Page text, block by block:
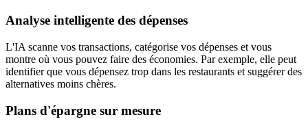
Analyse intelligente des dépenses
L'IA scanne vos transactions, catégorise vos dépenses et vous
montre où vous pouvez faire des économies. Par exemple, elle peut
identifier que vous dépensez trop dans les restaurants et suggérer des
alternatives moins chères.
Plans d'épargne sur mesure